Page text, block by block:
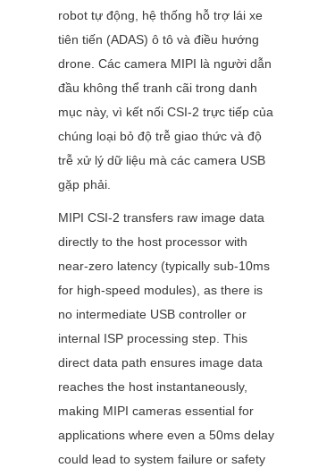
robot tự động, hệ thống hỗ trợ lái xe
tiên tiến (ADAS) ô tô và điều hướng
drone. Các camera MIPI là người dẫn
đầu không thể tranh cãi trong danh
mục này, vì kết nối CSI-2 trực tiếp của
chúng loại bỏ độ trễ giao thức và độ
trễ xử lý dữ liệu mà các camera USB
gặp phải.
MIPI CSI-2 transfers raw image data
directly to the host processor with
near-zero latency (typically sub-10ms
for high-speed modules), as there is
no intermediate USB controller or
internal ISP processing step. This
direct data path ensures image data
reaches the host instantaneously,
making MIPI cameras essential for
applications where even a 50ms delay
could lead to system failure or safety